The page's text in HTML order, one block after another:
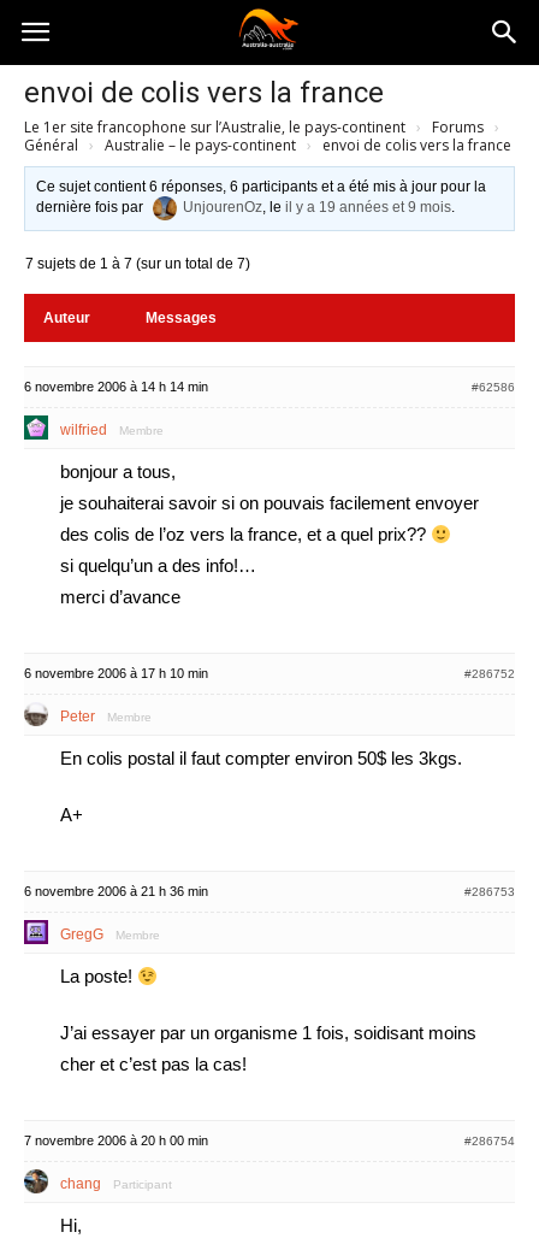
Australia-
australie.com
envoi de colis vers la france
Le 1er site francophone sur l’Australie, le pays-continent › Forums ›
Général › Australie – le pays-continent › envoi de colis vers la france
Ce sujet contient 6 réponses, 6 participants et a été mis à jour pour la
dernière fois par
UnjourenOz, leil y a 19 années et 9 mois.
7 sujets de 1 à 7 (sur un total de 7)
Auteur Messages
6 novembre 2006 à 14 h 14 min #62586
wilfried Membre
bonjour a tous,
je souhaiterai savoir si on pouvais facilement envoyer
des colis de l’oz vers la france, et a quel prix??
si quelqu’un a des info!…
merci d’avance
6 novembre 2006 à 17 h 10 min #286752
Peter Membre
En colis postal il faut compter environ 50$ les 3kgs.
A+
6 novembre 2006 à 21 h 36 min #286753
GregG Membre
La poste!
J’ai essayer par un organisme 1 fois, soidisant moins
cher et c’est pas la cas!
7 novembre 2006 à 20 h 00 min #286754
chang Participant
Hi,